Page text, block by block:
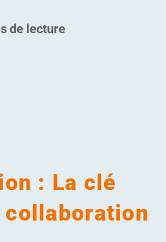
de lecture
2023: Favoriser
Day 2023: Favoriser
Team Day 2023: Favoriser
Team Day 2023:
: La clé
collaboration